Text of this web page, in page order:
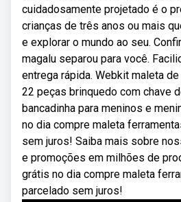
cuidadosamente projetado é o
crianças de três anos ou mais
e explorar o mundo ao seu.
magalu separou para você.
entrega rápida. Webkit maleta
22 peças brinquedo com chave
bancadinha para meninos e
no dia compre maleta
sem juros! Saiba mais sobre
e promoções em milhões de
grátis no dia compre maleta
parcelado sem juros!